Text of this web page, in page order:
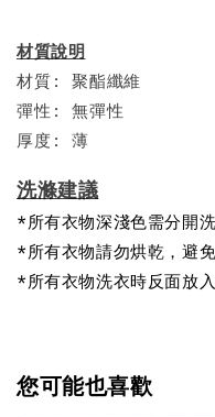
材質說明
材質: 聚酯纖維
彈性: 無彈性
厚度: 薄
洗滌建議
*所有衣物深淺色需分開洗
*所有衣物請勿烘乾，避免
*所有衣物洗衣時反面放
您可能也喜歡